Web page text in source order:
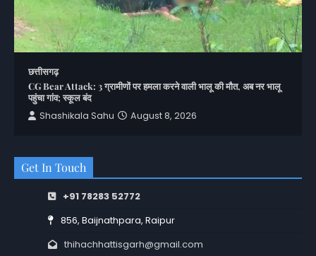
छत्तीसगढ़
CG Bear Attack: 3 ग्रामीणों पर हमला करने वाली भालू की मौत, अब नर भालू
पहुंचा गांव; स्कूल बंद
Shashikala Sahu
August 8, 2026
Get In Touch
+91 78283 52772
856, Baijnathpara, Raipur
thihachhattisgarh@gmail.com